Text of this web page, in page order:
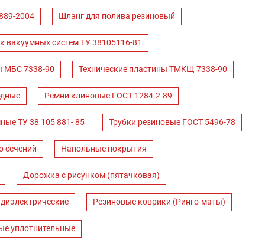
2004 Шланг для полива резиновый
вакуумных систем ТУ 38105116-81
МБС 7338-90 Технические пластины ТМКЩ 7338-90
Ремни клиновые ГОСТ 1284.2-89
ТУ 38 105 881- 85 Трубки резиновые ГОСТ 5496-78
сечений Напольные покрытия
Дорожка с рисунком (пятачковая)
Резиновые коврики (Ринго-маты)
уплотнительные